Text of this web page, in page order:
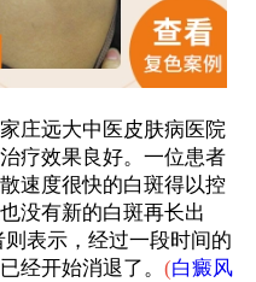
远大中医皮肤病医院
疗效果良好。一位患者
速度很快的白斑得以控
没有新的白斑再长出
表示，经过一段时间的
经开始消退了。 (白癜风